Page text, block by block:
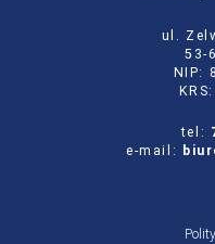
ul.
53-
NIP:
tel:
e-mail: